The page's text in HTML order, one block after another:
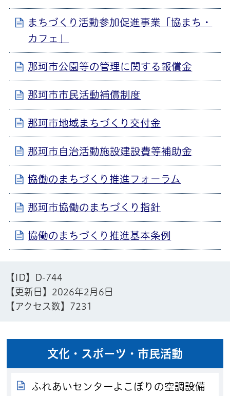
まちづくり活動参加促進事業「協まち・
カフェ」
那珂市公園等の管理に関する報償金
那珂市市民活動補償制度
那珂市地域まちづくり交付金
那珂市自治活動施設建設費等補助金
協働のまちづくり推進フォーラム
那珂市協働のまちづくり指針
協働のまちづくり推進基本条例
【ID】
D-744
【更新日】 2026年2月6日
【アクセス数】 7231
文化・スポーツ・市民活動
ふれあいセンターよこぼりの空調設備